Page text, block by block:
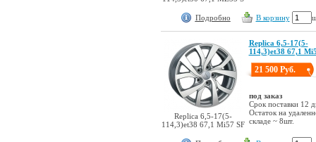
Подробно В корзину
Replica 6,5-17(5-
114,3)et38 67,1 Mi57 SF
Replica 6,5-17(5-
114,3)et38 67,1
21 500 Руб.
под заказ
Срок поставки 12
Остаток на
складе ~ 8шт.